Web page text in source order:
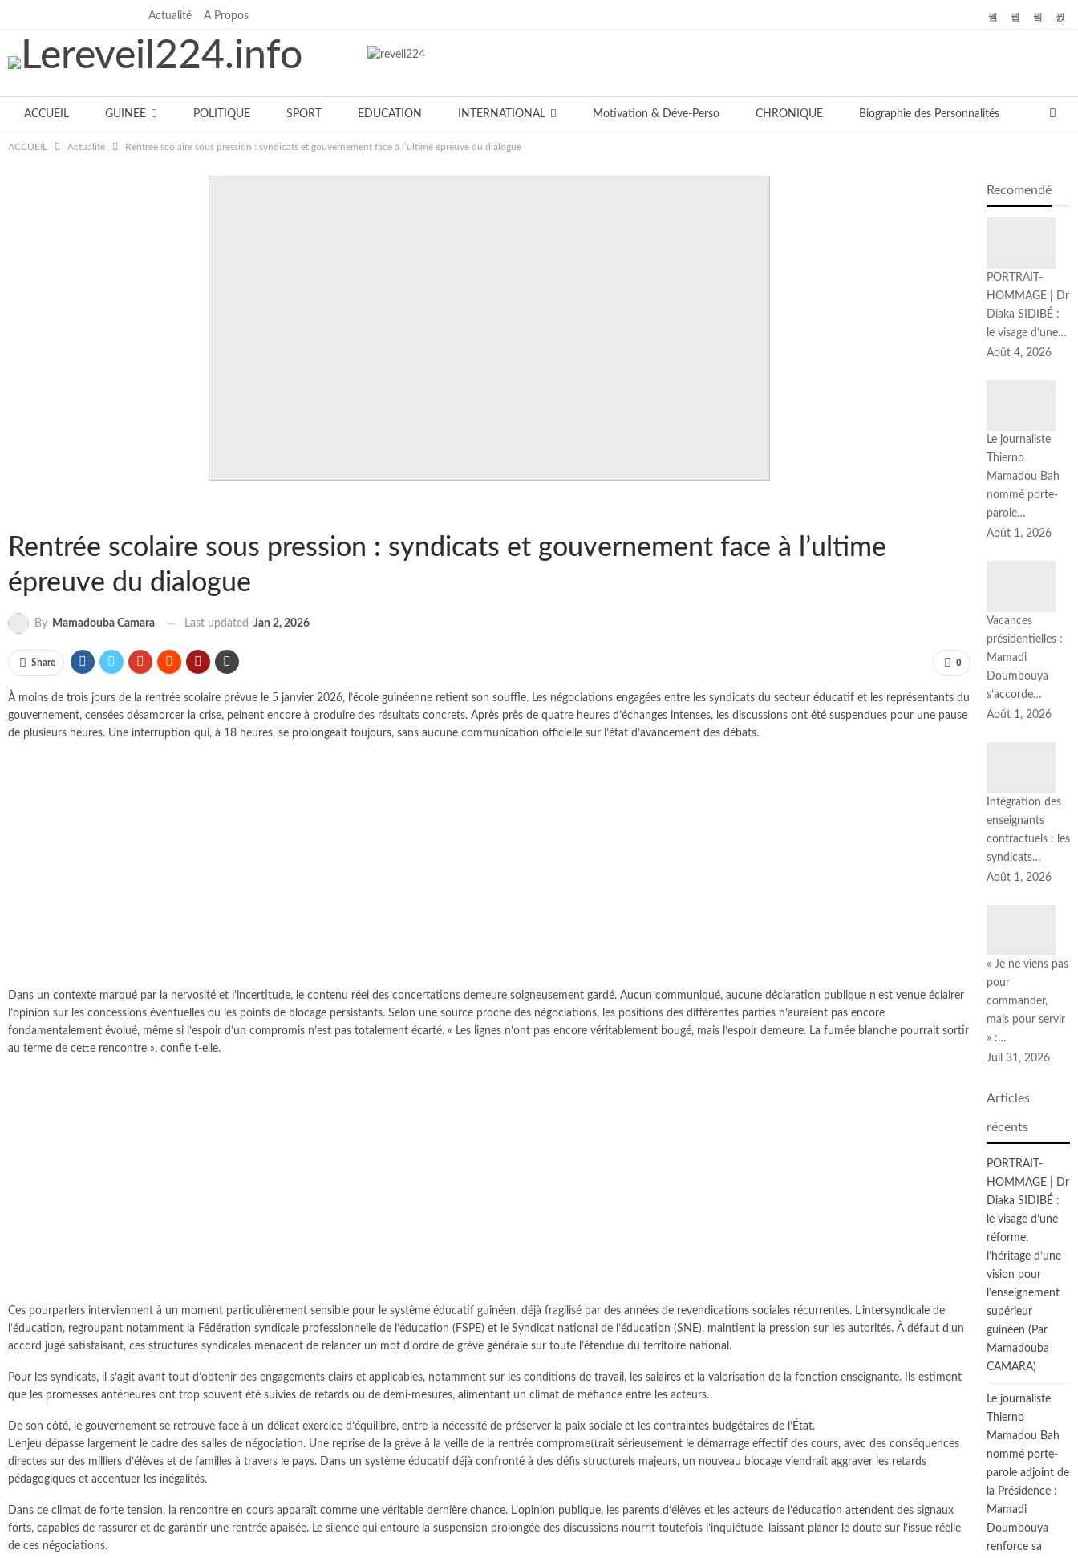
Actualité A Propos
ACCUEIL GUINEE POLITIQUE SPORT EDUCATION INTERNATIONAL Motivation & Déve-Perso CHRONIQUE Biographie des Personnalités
Notre équipe
ACCUEIL Actualité Rentrée scolaire sous pression : syndicats et gouvernement face à l’ultime épreuve du dialogue
Rentrée scolaire sous pression : syndicats et gouvernement face à l’ultime
épreuve du dialogue
By Mamadouba Camara Last updated Jan 2, 2026
0
Share
À moins de trois jours de la rentrée scolaire prévue le 5 janvier 2026, l’école guinéenne retient son souffle. Les négociations engagées entre les syndicats du secteur éducatif et les représentants du
gouvernement, censées désamorcer la crise, peinent encore à produire des résultats concrets. Après près de quatre heures d’échanges intenses, les discussions ont été suspendues pour une pause
de plusieurs heures. Une interruption qui, à 18 heures, se prolongeait toujours, sans aucune communication officielle sur l’état d’avancement des débats.
Dans un contexte marqué par la nervosité et l’incertitude, le contenu réel des concertations demeure soigneusement gardé. Aucun communiqué, aucune déclaration publique n’est venue éclairer
l’opinion sur les concessions éventuelles ou les points de blocage persistants. Selon une source proche des négociations, les positions des différentes parties n’auraient pas encore
fondamentalement évolué, même si l’espoir d’un compromis n’est pas totalement écarté. « Les lignes n’ont pas encore véritablement bougé, mais l’espoir demeure. La fumée blanche pourrait sortir
au terme de cette rencontre », confie t-elle.
Ces pourparlers interviennent à un moment particulièrement sensible pour le système éducatif guinéen, déjà fragilisé par des années de revendications sociales récurrentes. L’intersyndicale de
l’éducation, regroupant notamment la Fédération syndicale professionnelle de l’éducation (FSPE) et le Syndicat national de l’éducation (SNE), maintient la pression sur les autorités. À défaut d’un
accord jugé satisfaisant, ces structures syndicales menacent de relancer un mot d’ordre de grève générale sur toute l’étendue du territoire national.
Pour les syndicats, il s’agit avant tout d’obtenir des engagements clairs et applicables, notamment sur les conditions de travail, les salaires et la valorisation de la fonction enseignante. Ils estiment
que les promesses antérieures ont trop souvent été suivies de retards ou de demi-mesures, alimentant un climat de méfiance entre les acteurs.
De son côté, le gouvernement se retrouve face à un délicat exercice d’équilibre, entre la nécessité de préserver la paix sociale et les contraintes budgétaires de l’État.
L’enjeu dépasse largement le cadre des salles de négociation. Une reprise de la grève à la veille de la rentrée compromettrait sérieusement le démarrage effectif des cours, avec des conséquences
directes sur des milliers d’élèves et de familles à travers le pays. Dans un système éducatif déjà confronté à des défis structurels majeurs, un nouveau blocage viendrait aggraver les retards
pédagogiques et accentuer les inégalités.
Dans ce climat de forte tension, la rencontre en cours apparaît comme une véritable dernière chance. L’opinion publique, les parents d’élèves et les acteurs de l’éducation attendent des signaux
forts, capables de rassurer et de garantir une rentrée apaisée. Le silence qui entoure la suspension prolongée des discussions nourrit toutefois l’inquiétude, laissant planer le doute sur l’issue réelle
de ces négociations.
Recomendé
PORTRAIT-
HOMMAGE | Dr
Diaka SIDIBÉ :
le visage d’une…
Août 4, 2026
Le journaliste
Thierno
Mamadou Bah
nommé porte-
parole…
Août 1, 2026
Vacances
présidentielles :
Mamadi
Doumbouya
s’accorde…
Août 1, 2026
Intégration des
enseignants
contractuels : les
syndicats…
Août 1, 2026
« Je ne viens pas
pour
commander,
mais pour servir
» :…
Juil 31, 2026
Articles
récents
PORTRAIT-
HOMMAGE | Dr
Diaka SIDIBÉ :
le visage d’une
réforme,
l’héritage d’une
vision pour
l’enseignement
supérieur
guinéen (Par
Mamadouba
CAMARA)
Le journaliste
Thierno
Mamadou Bah
nommé porte-
parole adjoint de
la Présidence :
Mamadi
Doumbouya
renforce sa